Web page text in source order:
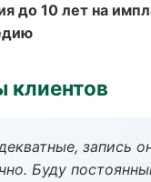
до 10 лет на
клиентов
запись
Буду